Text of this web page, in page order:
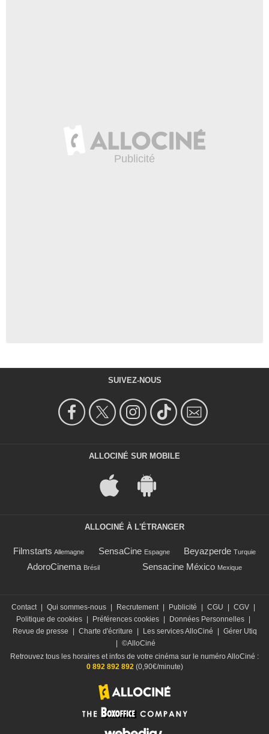
SUIVEZ-NOUS
ALLOCINÉ SUR MOBILE
ALLOCINÉ À L'ÉTRANGER
Filmstarts Allemagne SensaCine Espagne Beyazperde Turquie
AdoroCinema Brésil Sensacine México Mexique
Contact Qui sommes-nous Recrutement Publicité CGU CGV
Politique de cookies
Préférences cookies Données Personnelles
Revue de presse
Charte d'écriture Les services AlloCiné
Gérer Utiq
©AlloCiné
Retrouvez tous les horaires et infos de votre cinéma sur le numéro AlloCiné :
0 892 892 892(0,90€/minute)